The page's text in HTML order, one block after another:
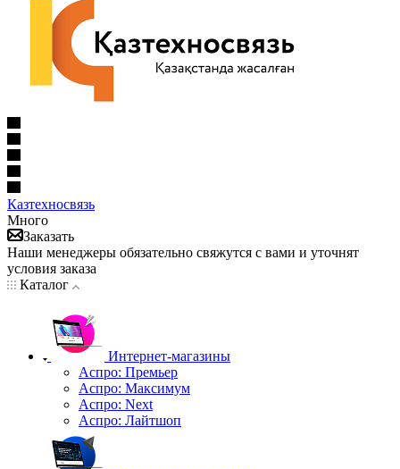
Казтехносвязь
Много
Заказать
Наши менеджеры обязательно свяжутся с вами и уточнят
условия заказа
Каталог
Интернет-магазины
Аспро: Премьер
Аспро: Максимум
Аспро: Next
Аспро: Лайтшоп